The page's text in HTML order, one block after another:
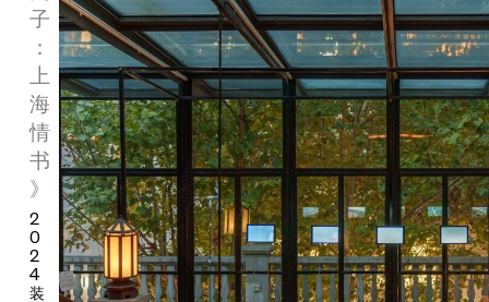
外部空间，连同艺术家们构建起一片在地人文与艺术表达交织的能
量场，邀请人们在都市漫步中感受艺术与城市的奇妙共振。
作为“燃冉”青年艺术家孵化计划的重要组成部分，2024年“燃冉”
青年艺术家奖项围绕着
在地新生”议题展开并进行公开招募，收到
了来自全球范围内超过
422位（组）中国艺术家的申请，邀请8位
“ 燃冉”文化顾问委员、 8位（组）“燃冉”初审评委进行了奖项的评
审，并鼓励奖项参与者们从各自的角度打开议题并进入在地创作
中。此次“燃冉”青年艺术家群展单元由本年度“燃冉”青年艺术家奖
项的
3位获奖艺术家——“锐意探索奖” 刘帅、“ 融合创新奖”黄冰、
“好奇无限奖”刘澜瑄，与6位（组）“ 燃冉”驻留艺术家——曹澍、
程新皓、胡芮、金佐宁、夏诚安 +维楽、肖泽镧组成，在即将步入
子
：
上
海
情
书
》
2
0
2
4
装